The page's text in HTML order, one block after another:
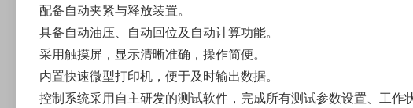
配备自动夹紧与释放装置。
具备自动油压、自动回位及自动计算功能。
采用触摸屏，显示清晰准确，操作简便。
内置快速微型打印机，便于及时输出数据。
控制系统采用自主研发的测试软件，完成所有测试参数设置、工作